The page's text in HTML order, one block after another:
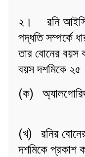
২। রনি
পদ্ধতি সম্পর্কে
তার বোনের বয়স
বয়স দশমিকে
(ক)
(খ) রনির বোনের
দশমিকে